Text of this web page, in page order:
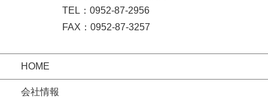
TEL：0952-87-2956
FAX：0952-87-3257
HOME
会社情報